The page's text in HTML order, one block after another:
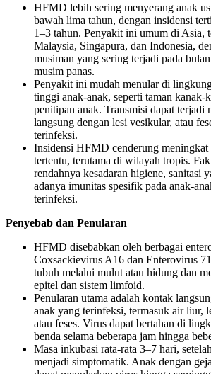
HFMD lebih sering menyerang anak
bawah lima tahun, dengan insidensi
1–3 tahun. Penyakit ini umum di Asia,
Malaysia, Singapura, dan Indonesia,
musiman yang sering terjadi pada
musim panas.
Penyakit ini mudah menular di
tinggi anak-anak, seperti taman kanak-
penitipan anak. Transmisi dapat terjadi
langsung dengan lesi vesikular, atau
terinfeksi.
Insidensi HFMD cenderung meningkat
tertentu, terutama di wilayah tropis.
rendahnya kesadaran higiene, sanitasi
adanya imunitas spesifik pada anak-
terinfeksi.
Penyebab dan Penularan
HFMD disebabkan oleh berbagai
Coxsackievirus A16 dan Enterovirus
tubuh melalui mulut atau hidung dan
epitel dan sistem limfoid.
Penularan utama adalah kontak
anak yang terinfeksi, termasuk air liur,
atau feses. Virus dapat bertahan di
benda selama beberapa jam hingga
Masa inkubasi rata-rata 3–7 hari,
menjadi simptomatik. Anak dengan